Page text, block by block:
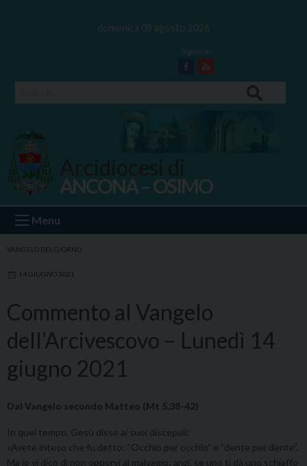
domenica 09 agosto 2026
Facebook
Youtube
Ancona Osimo
ANCONA – OSIMO
Menu
VANGELO DEL GIORNO
14 GIUGNO 2021
Commento al Vangelo
dell’Arcivescovo – Lunedì 14
giugno 2021
Dal Vangelo secondo Matteo (Mt 5,38-42)
In quel tempo, Gesù disse ai suoi discepoli:
«Avete inteso che fu detto: “Occhio per occhio” e “dente per dente”.
Ma io vi dico di non opporvi al malvagio; anzi, se uno ti dà uno schiaffo